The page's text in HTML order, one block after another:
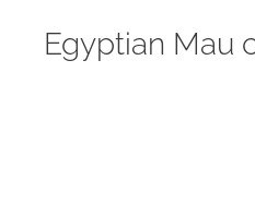
Egyptian Mau